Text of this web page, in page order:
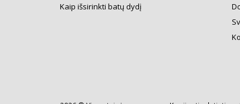
Kaip išsirinkti batų dydį